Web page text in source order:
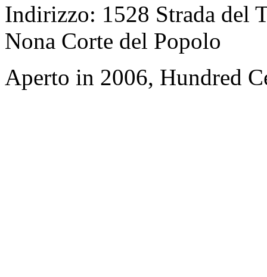
Indirizzo: 1528 Strada del
Nona Corte del Popolo
Aperto in 2006, Hundred